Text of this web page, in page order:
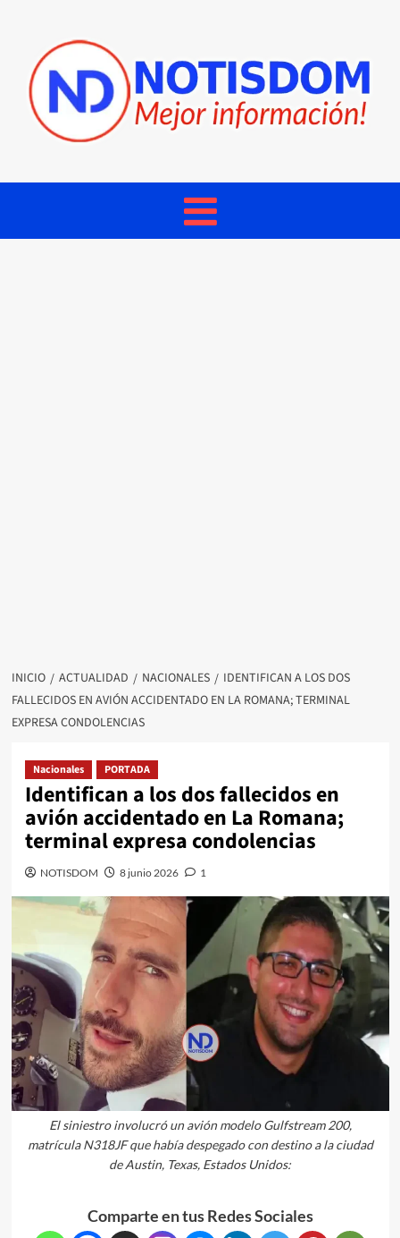
INICIO ACTUALIDAD NACIONALES
IDENTIFICAN A LOS DOS
FALLECIDOS EN AVIÓN ACCIDENTADO EN LA ROMANA; TERMINAL
EXPRESA CONDOLENCIAS
Nacionales PORTADA
Identifican a los dos fallecidos en
avión accidentado en La Romana;
terminal expresa condolencias
NOTISDOM 8 junio 2026 1
El siniestro involucró un avión modelo Gulfstream 200,
matrícula N318JF que había despegado con destino a la ciudad
de Austin, Texas, Estados Unidos:
Comparte en tus Redes Sociales